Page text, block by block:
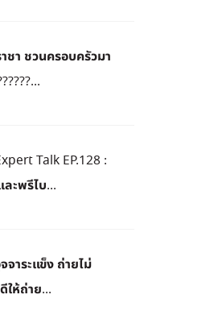
ชา ชวนครอบครัวมา
Talk EP.128 :
ะพรีไบ...
าระแข็ง ถ่ายไม่
ให้ถ่าย...